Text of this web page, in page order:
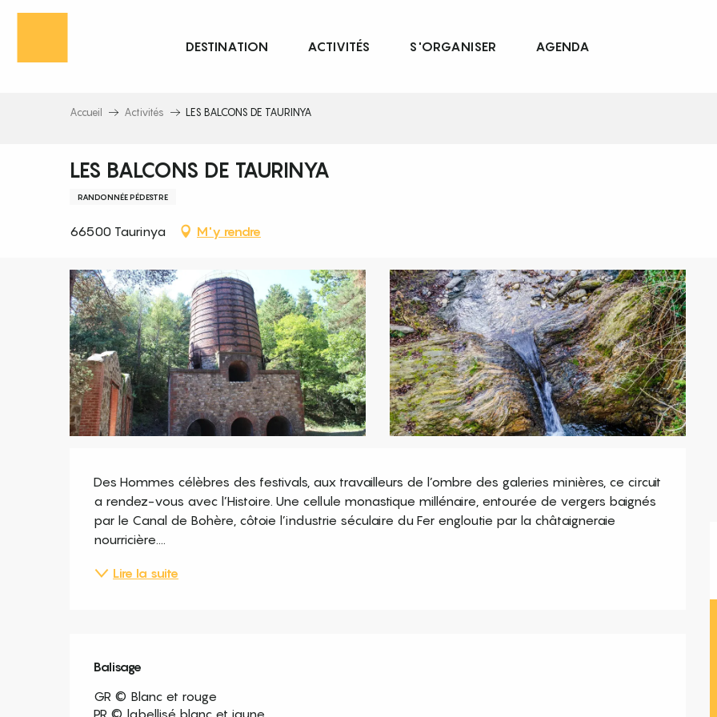
Aller
principal
DESTINATION ACTIVITÉS S'ORGANISER AGENDA
Accueil Activités LES BALCONS DE TAURINYA
LES BALCONS DE TAURINYA
RANDONNÉE PÉDESTRE
66500 Taurinya M'y rendre
Description
Des Hommes célèbres des festivals, aux travailleurs de l’ombre des galeries minières, ce circuit
a rendez-vous avec l’Histoire. Une cellule monastique millénaire, entourée de vergers baignés
par le Canal de Bohère, côtoie l’industrie séculaire du Fer engloutie par la châtaigneraie
nourricière....
Lire la suite
Balisage
GR © Blanc et rouge